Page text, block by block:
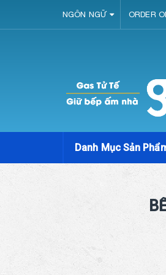
NGÔN NGỮ ORDER
Danh Mục Sản